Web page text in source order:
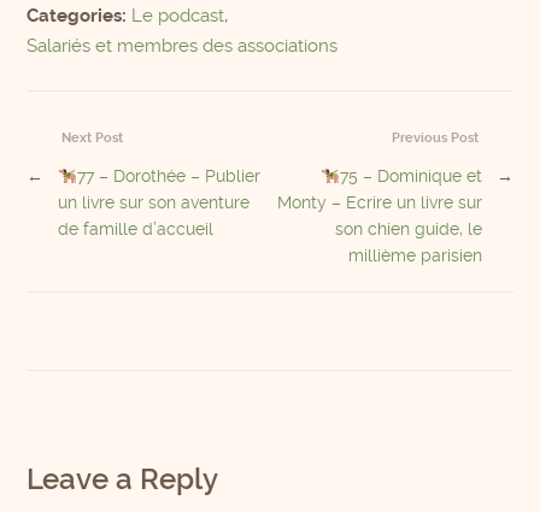
Categories: Le podcast,
Salariés et membres des associations
Previous Post
75 – Dominique et
Monty – Ecrire un livre sur
son chien guide, le
millième parisien
→
Next Post
←
77 – Dorothée – Publier
un livre sur son aventure
de famille d’accueil
Leave a Reply